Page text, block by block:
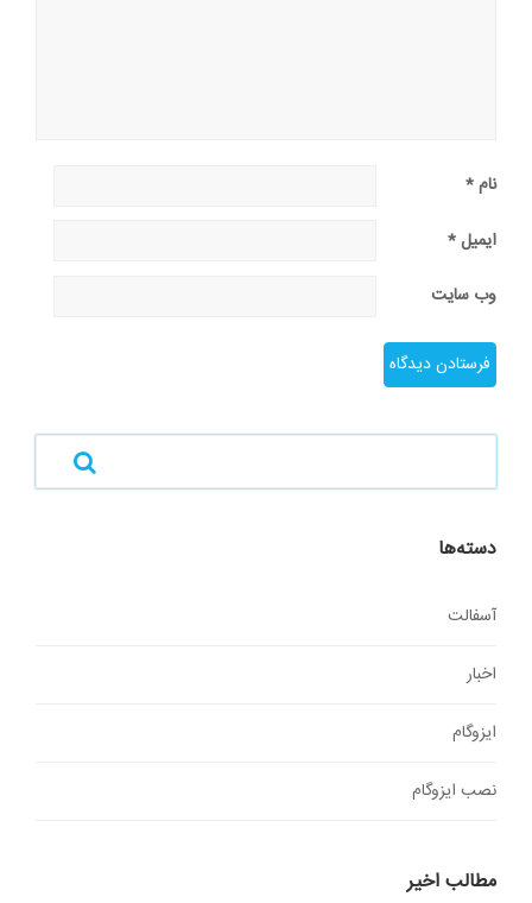
نام*
ایمیل*
وب‌ سایت
دسته‌ها
آسفالت
اخبار
ایزوگام
نصب ایزوگام
مطالب اخیر